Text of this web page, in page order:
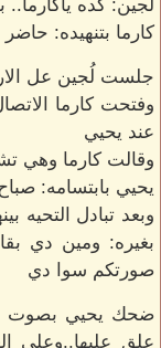
لُجين: كده ياكارما..
كارما بتنهيده: حاضر
جلست لُجين عل
وفتحت كارما
عند يحيي
وقالت كارما وهي
يحيي بابتسامه:
وبعد تبادل التحيه
بغيره: ومين دي
صورتكم سوا دي
ضحك يحيي بصوت
علق عليها..وعلى